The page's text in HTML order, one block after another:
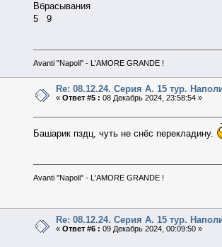
Вбрасывания
5 9
Avanti "Napoli" - L'AMORE GRANDE !
Re: 08.12.24. Серия А. 15 тур.
«Ответ #5 : 08 Декабрь 2024, 23:58:54 »
Башарик пздц, чуть не снёс перекладину.
Avanti "Napoli" - L'AMORE GRANDE !
Re: 08.12.24. Серия А. 15 тур.
«Ответ #6 : 09 Декабрь 2024, 00:09:50 »